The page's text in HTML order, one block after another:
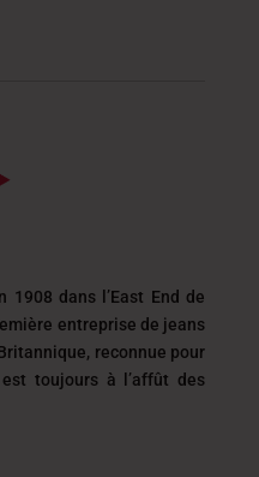
1908 dans l’East End de
entreprise de jeans
reconnue pour
toujours à l’affût des